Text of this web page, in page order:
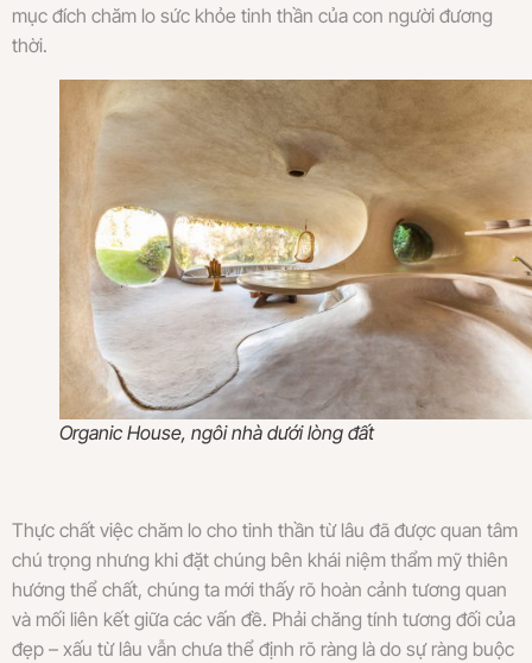
mục đích chăm lo sức khỏe tinh thần của con người đương
thời.
Organic House, ngôi nhà dưới lòng đất
Thực chất việc chăm lo cho tinh thần từ lâu đã được quan tâm
chú trọng nhưng khi đặt chúng bên khái niệm thẩm mỹ thiên
hướng thể chất, chúng ta mới thấy rõ hoàn cảnh tương quan
và mối liên kết giữa các vấn đề. Phải chăng tính tương đối của
đẹp – xấu từ lâu vẫn chưa thể định rõ ràng là do sự ràng buộc